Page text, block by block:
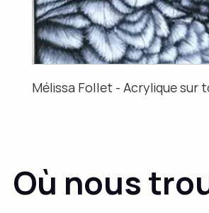
Mélissa Follet - Acrylique sur
Où nous